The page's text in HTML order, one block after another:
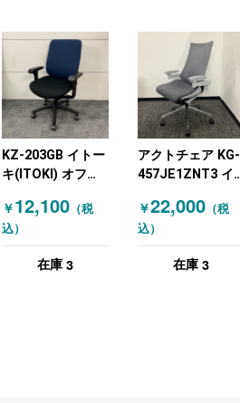
KZ-203GB イトー
キ(ITOKI) オフィ
ェア ネイビー ブ
ラック
￥12,100（税
込）
在庫 3
アクトチェア KG-
457JE1ZNT3 イ
フィスチェア 肘付
きチェア
￥22,000（税
込）
在庫 3